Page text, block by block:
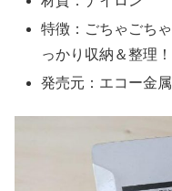
特徴：ごちゃごち
っかり収納＆整理！
発売元：エコー金